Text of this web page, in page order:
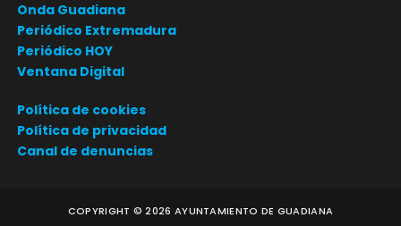
Onda Guadiana
Periódico Extremadura
Periódico HOY
Ventana Digital
Política de cookies
Política de privacidad
Canal de denuncias
COPYRIGHT ©2026 AYUNTAMIENTO DE GUADIANA